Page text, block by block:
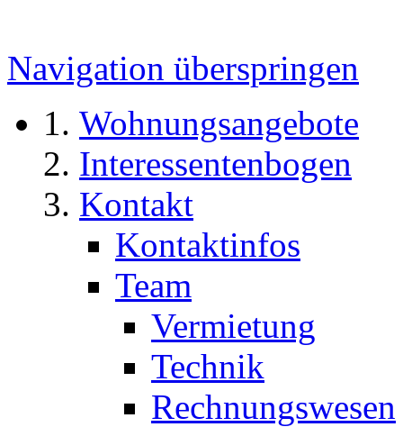
Navigation überspringen
Wohnungsangebote
Interessentenbogen
Kontakt
Kontaktinfos
Team
Vermietung
Technik
Rechnungswesen